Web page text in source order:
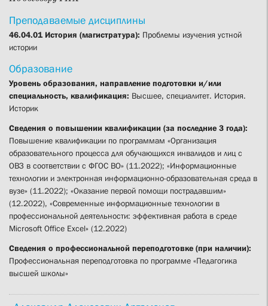
Преподаваемые дисциплины
46.04.01 История (магистратура): Проблемы изучения устной
истории
Образование
Уровень образования, направление подготовки и/или
специальность, квалификация: Высшее, специалитет. История.
Историк
Сведения о повышении квалификации (за последние 3 года):
Повышение квалификации по программам «Организация
образовательного процесса для обучающихся инвалидов и лиц с
ОВЗ в соответствии с ФГОС ВО» (11.2022); «Информационные
технологии и электронная информационно-образовательная среда в
вузе» (11.2022); «Оказание первой помощи пострадавшим»
(12.2022), «Современные информационные технологии в
профессиональной деятельности: эффективная работа в среде
Microsoft Office Excel» (12.2022)
Сведения о профессиональной переподготовке (при наличии):
Профессиональная переподготовка по программе «Педагогика
высшей школы»